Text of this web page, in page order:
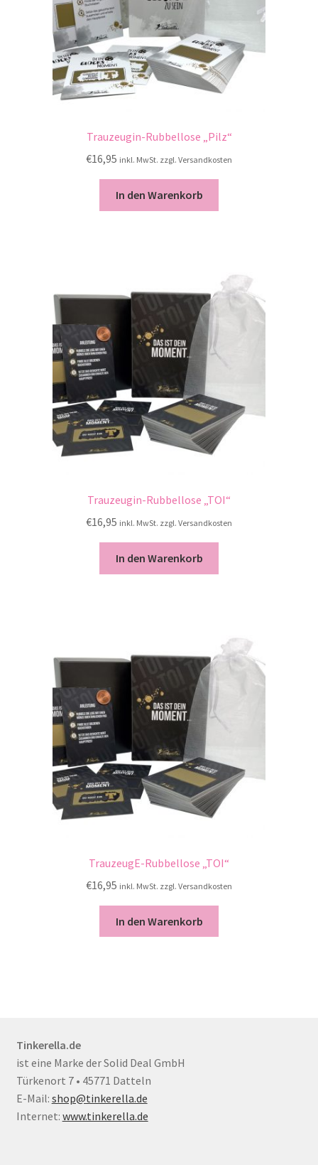
Trauzeugin-Rubbellose „Pilz“
€16,95 inkl. MwSt. zzgl. Versandkosten
In den Warenkorb
Trauzeugin-Rubbellose „TOI“
€16,95 inkl. MwSt. zzgl. Versandkosten
In den Warenkorb
TrauzeugE-Rubbellose „TOI“
€16,95 inkl. MwSt. zzgl. Versandkosten
In den Warenkorb
Tinkerella.de
ist eine Marke der Solid Deal GmbH
Türkenort 7 • 45771 Datteln
E-Mail: shop@tinkerella.de
Internet: www.tinkerella.de